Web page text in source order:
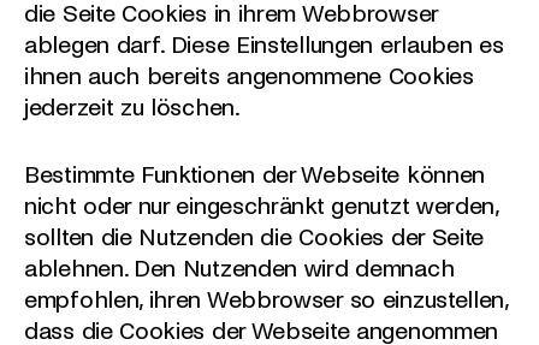
die Seite Cookies in ihrem Webbrowser
ablegen darf. Diese Einstellungen erlauben es
ihnen auch bereits angenommene Cookies
jederzeit zu löschen.
Bestimmte Funktionen der Webseite können
nicht oder nur eingeschränkt genutzt werden,
sollten die Nutzenden die Cookies der Seite
ablehnen. Den Nutzenden wird demnach
empfohlen, ihren Webbrowser so einzustellen,
dass die Cookies der Webseite angenommen